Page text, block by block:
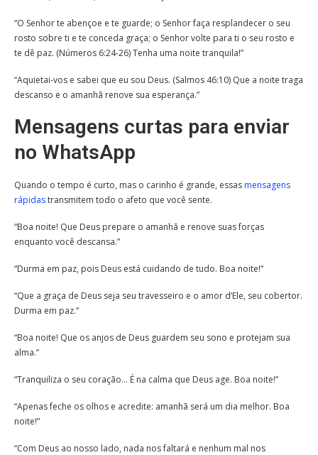
“O Senhor te abençoe e te guarde; o Senhor faça resplandecer o seu
rosto sobre ti e te conceda graça; o Senhor volte para ti o seu rosto e
te dê paz. (Números 6:24-26) Tenha uma noite tranquila!”
“Aquietai-vos e sabei que eu sou Deus. (Salmos 46:10) Que a noite traga
descanso e o amanhã renove sua esperança.”
Mensagens curtas para enviar
no WhatsApp
Quando o tempo é curto, mas o carinho é grande, essasmensagens
rápidastransmitem todo o afeto que você sente.
“Boa noite! Que Deus prepare o amanhã e renove suas forças
enquanto você descansa.”
“Durma em paz, pois Deus está cuidando de tudo. Boa noite!”
“Que a graça de Deus seja seu travesseiro e o amor d’Ele, seu cobertor.
Durma em paz.”
“Boa noite! Que os anjos de Deus guardem seu sono e protejam sua
alma.”
“Tranquiliza o seu coração… É na calma que Deus age. Boa noite!”
“Apenas feche os olhos e acredite: amanhã será um dia melhor. Boa
noite!”
“Com Deus ao nosso lado, nada nos faltará e nenhum mal nos